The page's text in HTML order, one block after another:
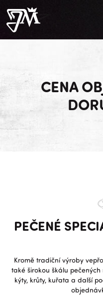
CENA
PEČENÉ
Kromě tradiční výroby
také širokou škálu
kýty, krůty, kuřata a další